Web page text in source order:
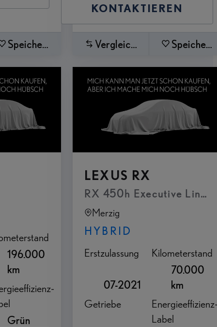
Speichern
KONTAKTIEREN
Vergleichen Speichern
196.000
km
Grün
LEXUS RX
RX 450h Executive Line -
Merzig
HYBRID
Erstzulassung
07-2021
Kilometerstand
70.000
km
Getriebe
Label